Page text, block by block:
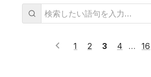
1 2 3 4 16